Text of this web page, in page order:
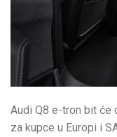
Audi Q8 e-tron bit će
za kupce u Europi i